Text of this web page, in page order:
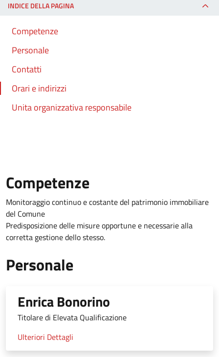
INDICE DELLA PAGINA
Competenze
Personale
Contatti
Orari e indirizzi
Unita organizzativa responsabile
Competenze
Monitoraggio continuo e costante del patrimonio immobiliare
del Comune
Predisposizione delle misure opportune e necessarie alla
corretta gestione dello stesso.
Personale
Enrica Bonorino
Titolare di Elevata Qualificazione
Ulteriori Dettagli